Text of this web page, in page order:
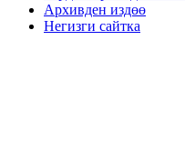
Архивден издөө
Негизги сайтка